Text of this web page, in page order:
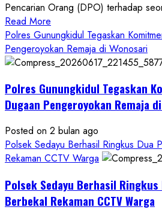
Pencarian Orang (DPO) terhadap
Read More
more
about
Kasus
Pelecehan
Seksual:
DIY
Terbitkan
DPO
Asal
Gunungkidul
Polres Gunungkidul Tegaskan
Pengeroyokan Remaja di Wonosari
Polres Gunungkidul Tegaskan
Dugaan Pengeroyokan Remaja
Posted on 2 bulan ago
Polsek Sedayu Berhasil Ringkus Dua
Rekaman CCTV Warga
Polsek Sedayu Berhasil
Berbekal Rekaman CCTV Warga